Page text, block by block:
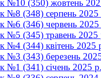
№10 (350) жовтень
№8 (348) серпень 2025
№6 (346) червень
№5 (345) травень 2025
№4 (344) квітень 2025
№3 (343) березень
№1 (341) cічень 2025